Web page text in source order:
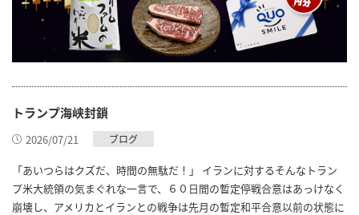
トランプ海峡封鎖
2026/07/21 ブログ
「あいつらはクズだ、時間の無駄だ！」 イランに対するそんなトラン
プ米大統領の気まぐれな一言で、６０日間の暫定停戦合意はあっけなく
崩壊し、アメリカとイランとの戦争は先月の暫定和平合意以前の状態に